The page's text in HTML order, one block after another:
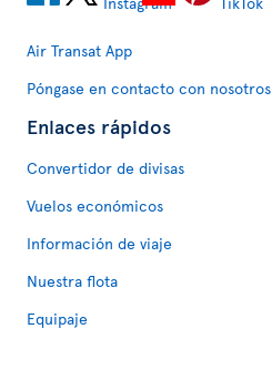
Air Transat App
Póngase en contacto con nosotros
Enlaces rápidos
Convertidor de divisas
Vuelos económicos
Información de viaje
Nuestra flota
Equipaje